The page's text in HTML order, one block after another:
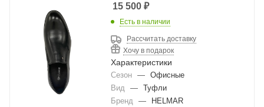
15 500₽
Есть в наличии
Рассчитать доставку
Хочу в подарок
Характеристики
Сезон —
Офисные
Вид —
Туфли
Бренд —
HELMAR